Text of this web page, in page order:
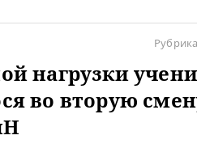
нагрузки
во вторую